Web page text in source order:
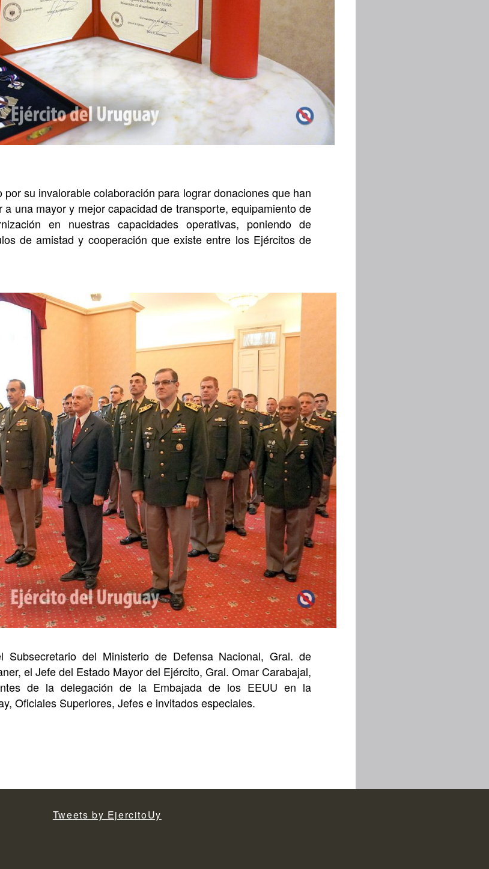
por su invalorable colaboración para lograr donaciones que han
a una mayor y mejor capacidad de transporte, equipamiento de
en nuestras capacidades operativas, poniendo de
de amistad y cooperación que existe entre los Ejércitos de
Subsecretario del Ministerio de Defensa Nacional, Gral. de
el Jefe del Estado Mayor del Ejército, Gral. Omar Carabajal,
de la delegación de la Embajada de los EEUU en la
Oficiales Superiores, Jefes e invitados especiales.
Tweets by EjercitoUy